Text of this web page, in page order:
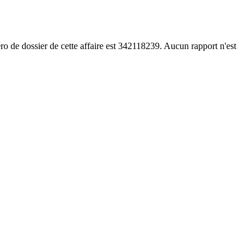
de dossier de cette affaire est 342118239. Aucun rapport n'est